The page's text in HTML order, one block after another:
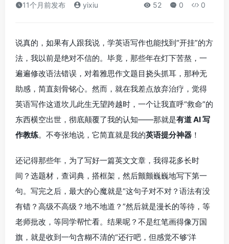
11个月前发布 yixiu 52 0 0
说真的，如果有人跟我说，学英语写作也能找到“开挂”的方
法，我以前是绝对不信的。毕竟，那些年在灯下苦熬，一
遍遍修改语法错误，对着雅思作文题目挠头抓耳，那种无
助感，简直刻骨铭心。然而，就在我差点放弃治疗，觉得
英语写作这道坎儿此生无望跨越时，一个让我直呼“救命”的
东西横空出世，彻底颠覆了我的认知——那就是有道 AI 写
作教练。不夸张地说，它简直就是我的英语提分神器 ！
还记得那些年，为了写好一篇英文文章，我得花多长时
间？选题材，查词典，搭框架，然后颤颤巍巍地写下第一
句。写完之后，最大的心魔就是“这句子对不对？语法有没
有错？高级不高级？地不地道？”然后就是漫长的等待，等
老师批改，等同学帮忙看。结果呢？不是红笔画得像万国
旗，就是收到一句含糊不清的“还行吧，但感觉不够‘洋